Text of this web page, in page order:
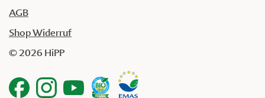
AGB
Shop Widerruf
© 2026 HiPP